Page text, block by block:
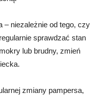
– niezależnie od tego, czy
sprawdzać stan
lub brudny, zmień
zmiany pampersa,